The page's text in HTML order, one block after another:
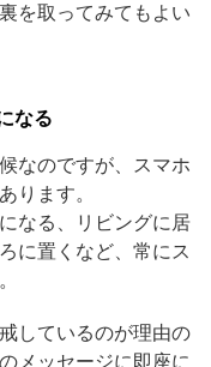
を取ってみてもよい
なる
なのですが、スマホ
ります。
なる、リビングに居
に置くなど、常にス
しているのが理由の
メッセージに即座に